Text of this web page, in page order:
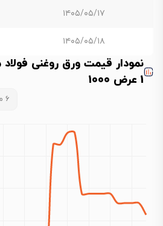
۱۴۰۵/۰۵/۱۷
۱۴۰۵/۰۵/۱۸
1 عرض 1000
۶ ماهه